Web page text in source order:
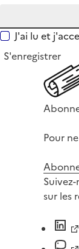
J'ai lu et
S'enregistrer
Pour
sur les